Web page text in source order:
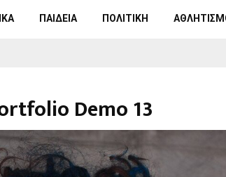
ΠΑΙΔΕΙΑ ΠΟΛΙΤΙΚΗ
Demo 13